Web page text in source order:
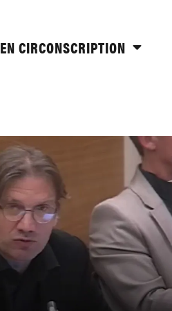
EN CIRCONSCRIPTION